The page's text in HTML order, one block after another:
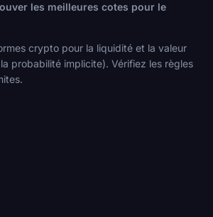
les meilleures cotes pour le
crypto pour la liquidité et la valeur
probabilité implicite). Vérifiez les règles